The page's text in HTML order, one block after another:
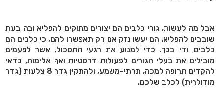
אבל מה לעשות, גורי כלבים הם יצורים מתוקים להפליא ובה בעת
שובבים להפליא. הם יעשו נזק אם רק תאפשרו להם, כי כלבים הם
כלבים, ודי בכך. כדי למנוע את רגעי התסכול, אשר לפעמים
מובילים את בעלי הגורים לפעולות דרסטיות ואף אלימות, כדאי
להקדים תרופה למכה, תרתי-משמע, ולהתקין גדר 8 צלעות (גדר
מודולרית) לכלב שלכם.